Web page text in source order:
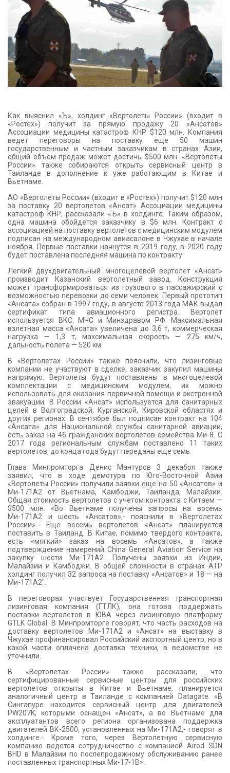
КОНТАКТЫ
Как выяснил «Ъ», холдинг «Вертолеты России» (входит в
«Ростех») получит за прямую продажу 20 «Ансатов»
Ассоциации медицины катастроф КНР $120 млн. Компания
ведет переговоры на поставку еще 50 машин
государственным и частным заказчикам в странах Азии,
общий объем продаж может достичь $500 млн. «Вертолеты
России» также собираются открыть сервисный центр в
Таиланде в дополнение к уже работающим в Китае и
Вьетнаме.
АО «Вертолеты России» (входит в «Ростех») получит $120 млн
за поставку 20 вертолетов «Ансат» Ассоциации медицины
катастроф КНР, рассказали «Ъ» в холдинге. Таким образом,
одна машина обойдется заказчику в $6 млн. Контракт с
ассоциацией на поставку вертолетов с медицинским модулем
подписан на международном авиасалоне в Чжухае в начале
ноября. Первые поставки начнутся в 2019 году, в 2020 году
будет поставлена последняя машина по контракту.
Легкий двухдвигательный многоцелевой вертолет «Ансат»
производит Казанский вертолетный завод. Конструкция
может трансформироваться из грузового в пассажирский с
возможностью перевозки до семи человек. Первый прототип
«Ансата» собран в 1997 году, в августе 2013 года МАК выдал
сертификат типа авиационного регистра. Вертолет
используется ВКС, МЧС и Минздравом РФ. Максимальная
взлетная масса «Ансата» увеличена до 3,6 т, коммерческая
нагрузка — 1,3 т, максимальная скорость — 275 км/ч,
дальность полета — 520 км.
В «Вертолетах России» также пояснили, что лизинговые
компании не участвуют в сделке: заказчик закупил машины
напрямую. Вертолеты будут поставлены в многоцелевой
комплектации с медицинским модулем, их можно
использовать для оказания первичной помощи и экстренной
эвакуации. В России «Ансат» используется для санитарных
целей в Волгоградской, Курганской, Кировской областях и
других регионах. В сентябре был подписан контракт на 104
«Ансата» для Национальной службы санитарной авиации,
есть заказ на 46 гражданских вертолетов семейства Ми-8. С
2017 года региональным службам поставлено 11 таких
вертолетов, до конца года будут переданы еще семь.
Глава Минпромторга Денис Мантуров 3 декабря также
заявил, что в ходе демотура по Юго-Восточной Азии
«Вертолеты России» получили заявки еще на 50 «Ансатов» и
Ми-171А2 от Вьетнама, Камбоджи, Таиланда, Малайзии.
Общая стоимость вертолетов с учетом контракта с Китаем —
$500 млн. «Во Вьетнаме получены запросы на восемь
Ми-171А2 и шесть «Ансатов»,- пояснили в «Вертолетах
России».- Еще восемь вертолетов «Ансат» планируется
поставить в Таиланд. В Китае, помимо твердого контракта,
есть «мягкий» заказ на восемь «Ансатов», а также
подтверждение намерений China General Aviation Service на
закупку шести Ми-171А2. Получены заявки из Индии,
Малайзии и Камбоджи. В общей сложности в странах АТР
холдинг получил 32 запроса на поставку «Ансатов» и 18 — на
Ми-171А2″.
В переговорах участвует Государственная транспортная
лизинговая компания (ГТЛК), она готова поддержать
поставки вертолетов в ЮВА через лизинговую платформу
GTLK Global. В Минпромторге говорят, что часть расходов на
доставку вертолетов Ми-171А2 и «Ансат» на выставку в
Чжухае профинансировал Российский экспортный центр, но в
какой части оплачена доставка техники, в ведомстве не
уточнили.
В «Вертолетах России» также рассказали, что
сертифицированные сервисные центры для российских
вертолетов открыты в Китае и Вьетнаме, планируется
аналогичный центр в Таиланде с компанией Datagate. «В
Сингапуре находится сервисный центр для двигателей
PW207K, которыми оснащен «Ансат», а во Вьетнаме для
эксплуатантов всего региона организована поддержка
двигателей ВК-2500, установленных на Ми-171А2,- говорят в
холдинге.- Кроме того, через Вертолетную сервисную
компанию ведется сотрудничество с компанией Airod SDN
BHD в Малайзии по послепродажному обслуживанию ранее
поставленных транспортных Ми-17-1В».